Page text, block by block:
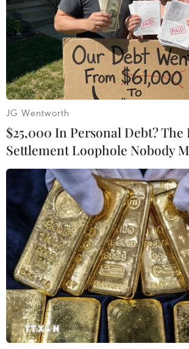
#Kinh tế Singapore
#Tình trạng lạm
#Chính sách tiền tệ
#Cục Dự trữ Liên
#Gián đoạn chuỗi cung ứng
Theo dõi VietnamPlus
TIN LIÊN QUAN
JG Wentworth
$25,000 In Personal Debt? The
Settlement Loophole Nobody